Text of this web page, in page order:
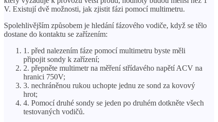
V. Existují dvě možnosti, jak zjistit fázi pomocí multimetru.
Spolehlivějším způsobem je hledání fázového vodiče, když se tělo
dostane do kontaktu se zařízením:
1. před nalezením fáze pomocí multimetru byste měli
připojit sondy k zařízení;
2. přepněte multimetr na měření střídavého napětí ACV na
hranici 750V;
3. nechráněnou rukou uchopte jednu ze sond za kovový
hrot;
4. Pomocí druhé sondy se jeden po druhém dotkněte všech
testovaných vodičů.